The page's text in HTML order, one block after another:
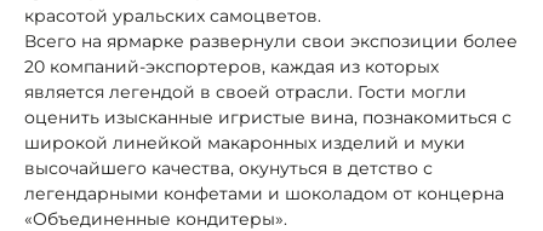
красотой уральских самоцветов.
Всего на ярмарке развернули свои экспозиции более
20 компаний-экспортеров, каждая из которых
является легендой в своей отрасли. Гости могли
оценить изысканные игристые вина, познакомиться с
широкой линейкой макаронных изделий и муки
высочайшего качества, окунуться в детство с
легендарными конфетами и шоколадом от концерна
«Объединенные кондитеры».